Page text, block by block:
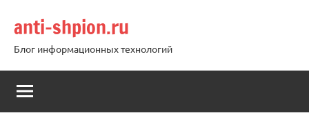
содержимому
anti-shpion.ru
Блог информационных технологий